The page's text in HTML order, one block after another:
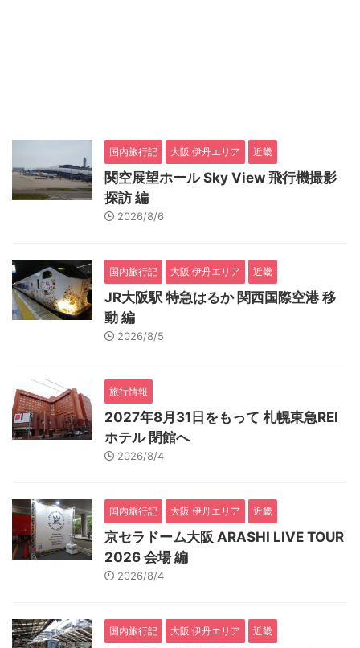
国内旅行記 大阪 伊丹エリア 近畿
関空展望ホール Sky View 飛行機撮影
探訪 編
2026/8/6
国内旅行記 大阪 伊丹エリア 近畿
JR大阪駅 特急はるか 関西国際空港 移
動 編
2026/8/5
旅行情報
2027年8月31日をもって 札幌東急REI
ホテル 閉館へ
2026/8/4
国内旅行記 大阪 伊丹エリア 近畿
京セラドーム大阪 ARASHI LIVE TOUR
2026 会場 編
2026/8/4
国内旅行記 大阪 伊丹エリア 近畿